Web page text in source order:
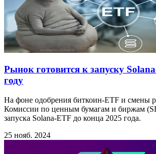
Рынок готовится к запуску
году
На фоне одобрения биткоин-ETF и смены
Комиссии по ценным бумагам и биржам
запуска Solana-ETF до конца 2025 года.
25 нояб. 2024